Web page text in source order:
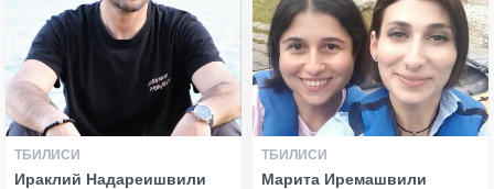
ТБИЛИСИ
Ираклий Надареишвили
ТБИЛИСИ
Марита Иремашвили